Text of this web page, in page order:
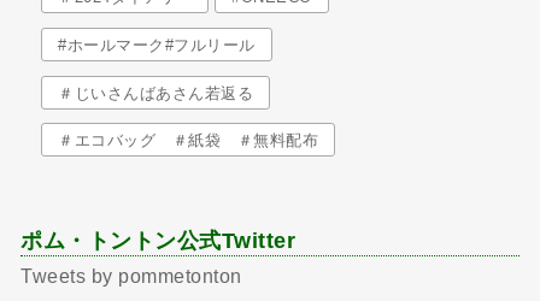
#ホールマーク#フルリール
＃じいさんばあさん若返る
＃エコバッグ ＃紙袋 ＃無料配布
ポム・トントン公式Twitter
Tweets by pommetonton